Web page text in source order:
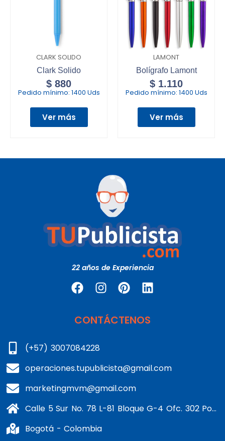
CLARK SOLIDO
Clark Solido
$ 880
Pedido mínimo: 1400 Uds
Ver más
LAMONT
Bolígrafo Lamont
$ 1.110
Pedido mínimo: 1400 Uds
Ver más
22 años de Experiencia
CONTÁCTENOS
(+57) 3007084228
operaciones.tupublicista@gmail.com
marketingmvm@gmail.com
Calle 5 Sur No. 78 L-81 Bloque G-4 Ofc. 302 Portería 1 Banderas - Kennedy
Bogotá - Colombia